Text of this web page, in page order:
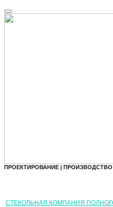
ПРОЕКТИРОВАНИЕ |
СТЕКОЛЬНАЯ КОМПАНИЯ